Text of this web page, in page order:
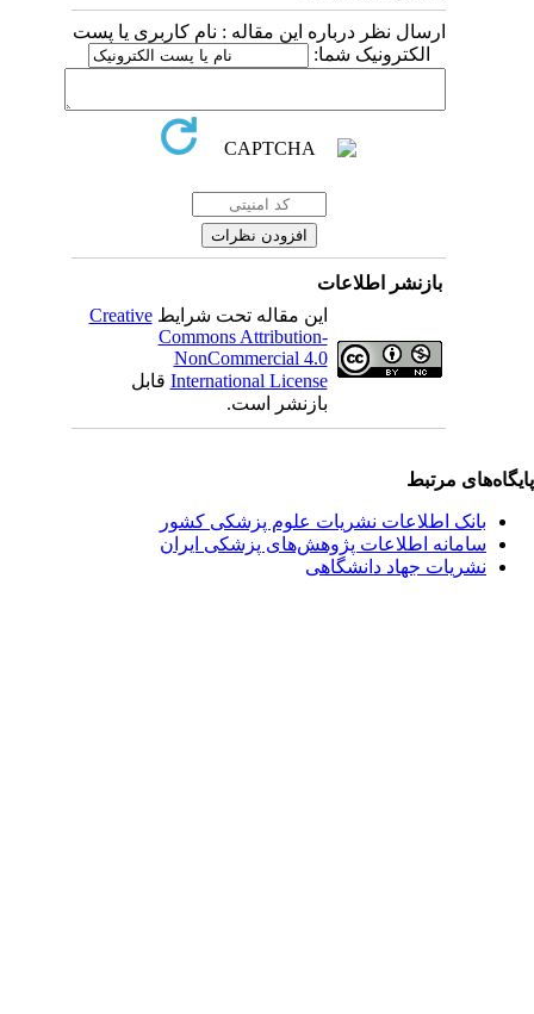
ارسال نظر درباره این مقاله : نام کاربری یا پست
الکترونیک شما:
بازنشر اطلاعات
این مقاله تحت شرایطCreative
Commons Attribution-
NonCommercial 4.0
International Licenseقابل
بازنشر است.
مرتبط
بانک اطلاعات نشریات علوم پزشکی کشور
سامانه اطلاعات پژوهش‌های پزشکی ایران
نشریات جهاد دانشگاهی